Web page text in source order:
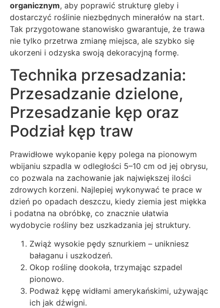
organicznym, aby poprawić strukturę gleby i
dostarczyć roślinie niezbędnych minerałów na start.
Tak przygotowane stanowisko gwarantuje, że trawa
nie tylko przetrwa zmianę miejsca, ale szybko się
ukorzeni i odzyska swoją dekoracyjną formę.
Technika przesadzania:
Przesadzanie dzielone,
Przesadzanie kęp oraz
Podział kęp traw
Prawidłowe wykopanie kępy polega na pionowym
wbijaniu szpadla w odległości 5–10 cm od jej obrysu,
co pozwala na zachowanie jak największej ilości
zdrowych korzeni. Najlepiej wykonywać te prace w
dzień po opadach deszczu, kiedy ziemia jest miękka
i podatna na obróbkę, co znacznie ułatwia
wydobycie rośliny bez uszkadzania jej struktury.
Zwiąż wysokie pędy sznurkiem – unikniesz
bałaganu i uszkodzeń.
Okop roślinę dookoła, trzymając szpadel
pionowo.
Podważ kępę widłami amerykańskimi, używając
ich jak dźwigni.